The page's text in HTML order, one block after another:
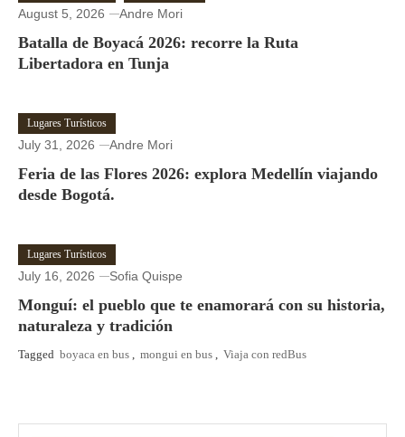
August 5, 2026 Andre Mori
Batalla de Boyacá 2026: recorre la Ruta
Libertadora en Tunja
Lugares Turísticos
July 31, 2026 Andre Mori
Feria de las Flores 2026: explora Medellín viajando
desde Bogotá.
Lugares Turísticos
July 16, 2026 Sofia Quispe
Monguí: el pueblo que te enamorará con su historia,
naturaleza y tradición
Tagged boyaca en bus , mongui en bus , Viaja con redBus